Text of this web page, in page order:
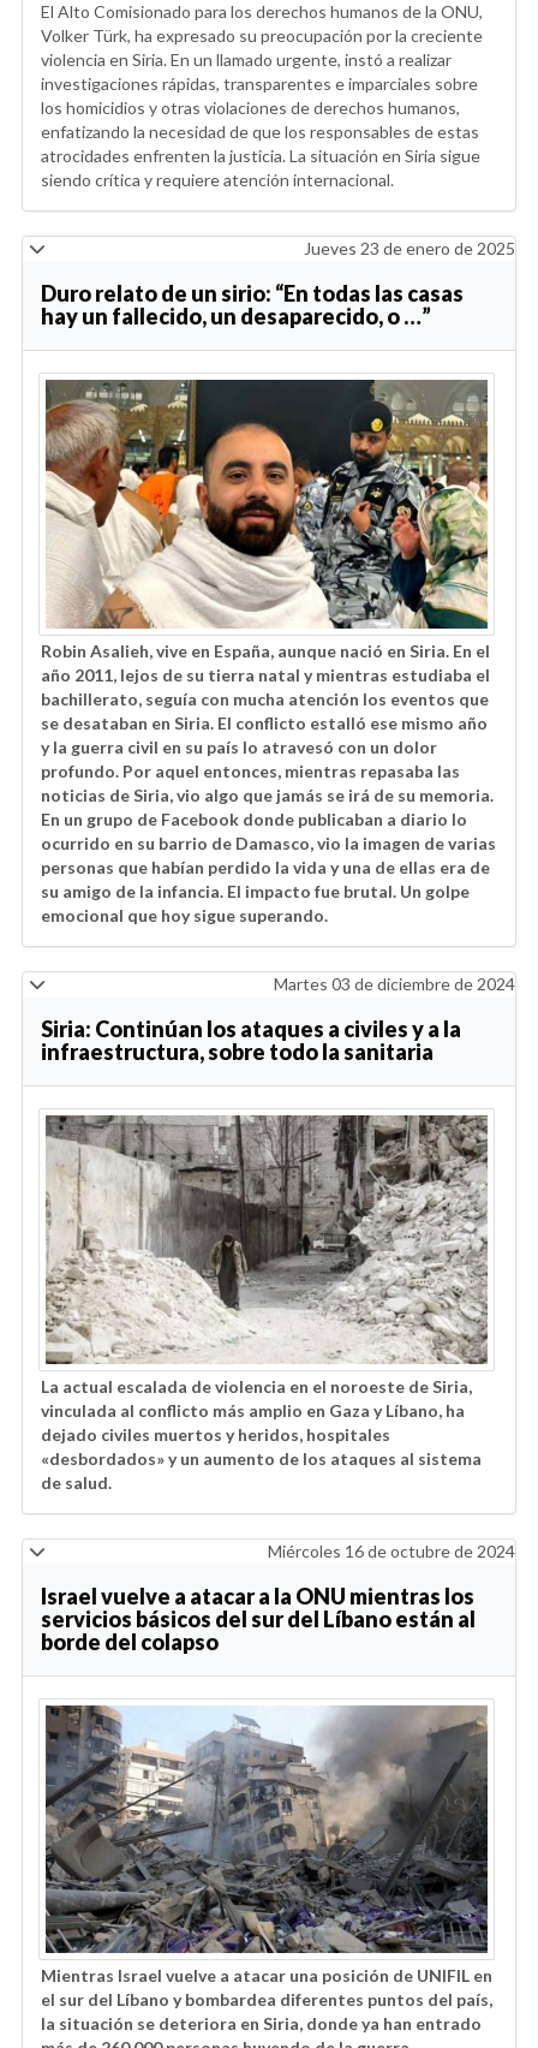
El Alto Comisionado para los derechos humanos de la ONU,
Volker Türk, ha expresado su preocupación por la creciente
violencia en Siria. En un llamado urgente, instó a realizar
investigaciones rápidas, transparentes e imparciales sobre
los homicidios y otras violaciones de derechos humanos,
enfatizando la necesidad de que los responsables de estas
atrocidades enfrenten la justicia. La situación en Siria sigue
siendo crítica y requiere atención internacional.
Jueves 23 de enero de 2025
Duro relato de un sirio: “En todas las casas
hay un fallecido, un desaparecido, o …”
Robin Asalieh, vive en España, aunque nació en Siria. En el
año 2011, lejos de su tierra natal y mientras estudiaba el
bachillerato, seguía con mucha atención los eventos que
se desataban en Siria. El conflicto estalló ese mismo año
y la guerra civil en su país lo atravesó con un dolor
profundo. Por aquel entonces, mientras repasaba las
noticias de Siria, vio algo que jamás se irá de su memoria.
En un grupo de Facebook donde publicaban a diario lo
ocurrido en su barrio de Damasco, vio la imagen de varias
personas que habían perdido la vida y una de ellas era de
su amigo de la infancia. El impacto fue brutal. Un golpe
emocional que hoy sigue superando.
Martes 03 de diciembre de 2024
Siria: Continúan los ataques a civiles y a la
infraestructura, sobre todo la sanitaria
La actual escalada de violencia en el noroeste de Siria,
vinculada al conflicto más amplio en Gaza y Líbano, ha
dejado civiles muertos y heridos, hospitales
«desbordados» y un aumento de los ataques al sistema
de salud.
Miércoles 16 de octubre de 2024
Israel vuelve a atacar a la ONU mientras los
servicios básicos del sur del Líbano están al
borde del colapso
Mientras Israel vuelve a atacar una posición de UNIFIL en
el sur del Líbano y bombardea diferentes puntos del país,
la situación se deteriora en Siria, donde ya han entrado